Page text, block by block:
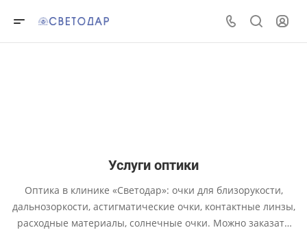
Услуги оптики
Оптика в клинике «Светодар»: очки для близорукости,
дальнозоркости, астигматические очки, контактные линзы,
расходные материалы, солнечные очки. Можно заказать